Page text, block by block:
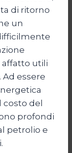
di ritorno
un
utili
essere
costo del
profondi
petrolio e